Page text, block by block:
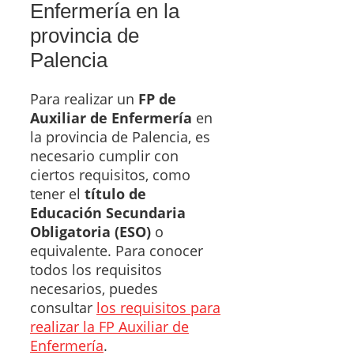
Enfermería en la
provincia de
Palencia
Para realizar un FP de
Auxiliar de Enfermería en
la provincia de Palencia, es
necesario cumplir con
ciertos requisitos, como
tener el título de
Educación Secundaria
Obligatoria (ESO) o
equivalente. Para conocer
todos los requisitos
necesarios, puedes
consultar los requisitos para
realizar la FP Auxiliar de
Enfermería.